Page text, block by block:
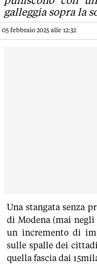
galleggia sopra la
05 febbraio 2025 alle 12:32
Una stangata senza
di Modena (mai
un incremento di
sulle spalle dei
quella fascia dai